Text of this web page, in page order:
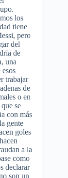
los
tiene
pero
del
de
una
trabajar
de
o en
se
con más
gente
goles
a la
como
declarar
son un